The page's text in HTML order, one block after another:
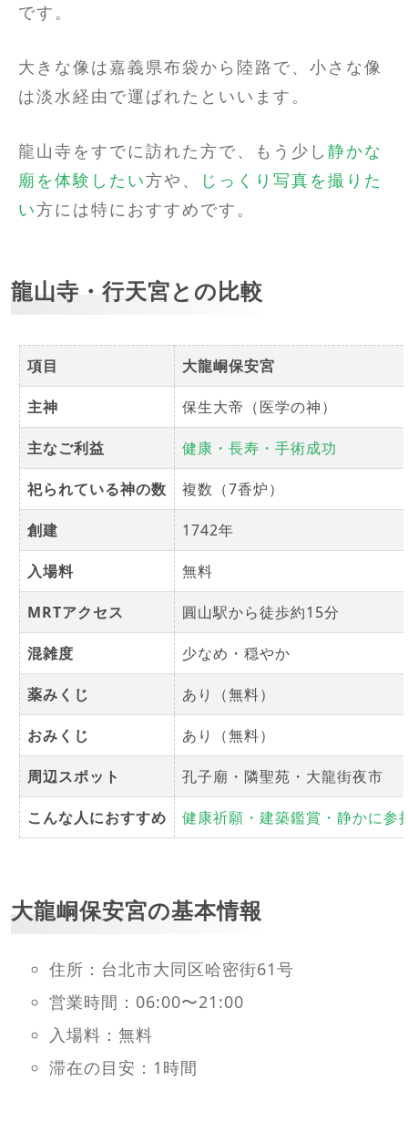
です。
大きな像は嘉義県布袋から陸路で、小さな像
は淡水経由で運ばれたといいます。
龍山寺をすでに訪れた方で、もう少し 静かな
廟を体験したい方や、
じっくり写真を撮りた
い方には特におすすめです。
龍山寺・行天宮との比較
項目 大龍峒保安宮
主神 保生大帝（医学の神）
主なご利益 健康・長寿・手術成功
祀られている神の数 複数（7香炉）
創建 1742年
入場料 無料
MRTアクセス 圓山駅から徒歩約15分
混雑度 少なめ・穏やか
薬みくじ あり（無料）
おみくじ あり（無料）
周辺スポット 孔子廟・隣聖苑・大龍街夜市
こんな人におすすめ 健康祈願・建築鑑賞・静かに参
大龍峒保安宮の基本情報
住所：台北市大同区哈密街61号
営業時間：06:00〜21:00
入場料：無料
滞在の目安：1時間